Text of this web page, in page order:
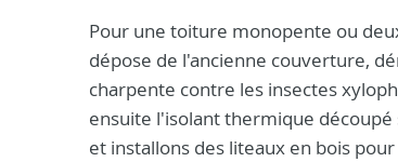
Pour une toiture monopente ou
dépose de l'ancienne couverture,
charpente contre les insectes
ensuite l'isolant thermique
et installons des liteaux en bois